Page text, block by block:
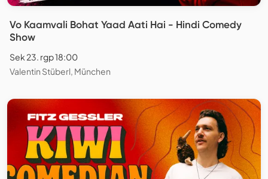
Vo Kaamvali Bohat Yaad Aati Hai - Hindi Comedy
Show
Sek 23. rgp 18:00
Valentin Stüberl, München